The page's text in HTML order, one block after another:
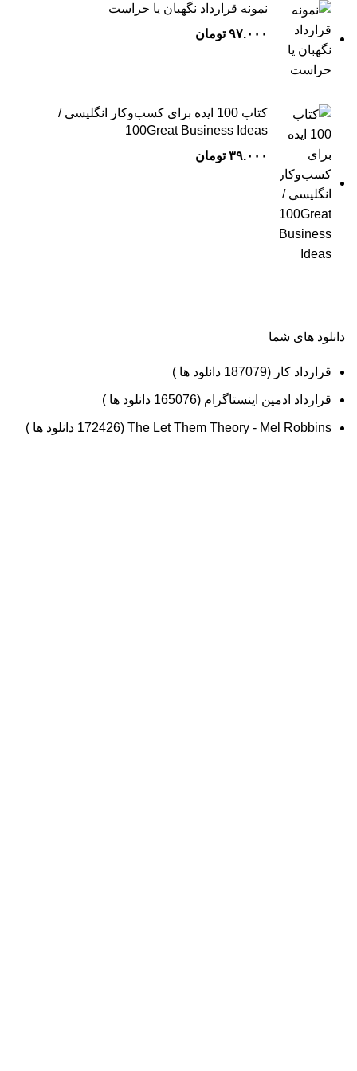
نمونه قرارداد نگهبان یا حراست
۹۷.۰۰۰ تومان
کتاب 100 ایده برای کسب‌وکار انگلیسی /
100Great Business Ideas
۳۹.۰۰۰ تومان
دانلود های شما
قرارداد کار (187079 دانلود ها )
قرارداد ادمین اینستاگرام (165076 دانلود ها )
The Let Them Theory - Mel Robbins (172426 دانلود ها )